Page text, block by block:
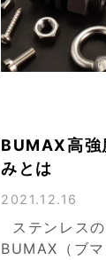
BUMAX高強
みとは
2021.12.16
ステンレス
BUMAX（ブ